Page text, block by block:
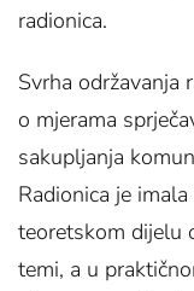
radionica.
Svrha održavanja
o mjerama
sakupljanja
Radionica je
teoretskom dijelu
temi, a u